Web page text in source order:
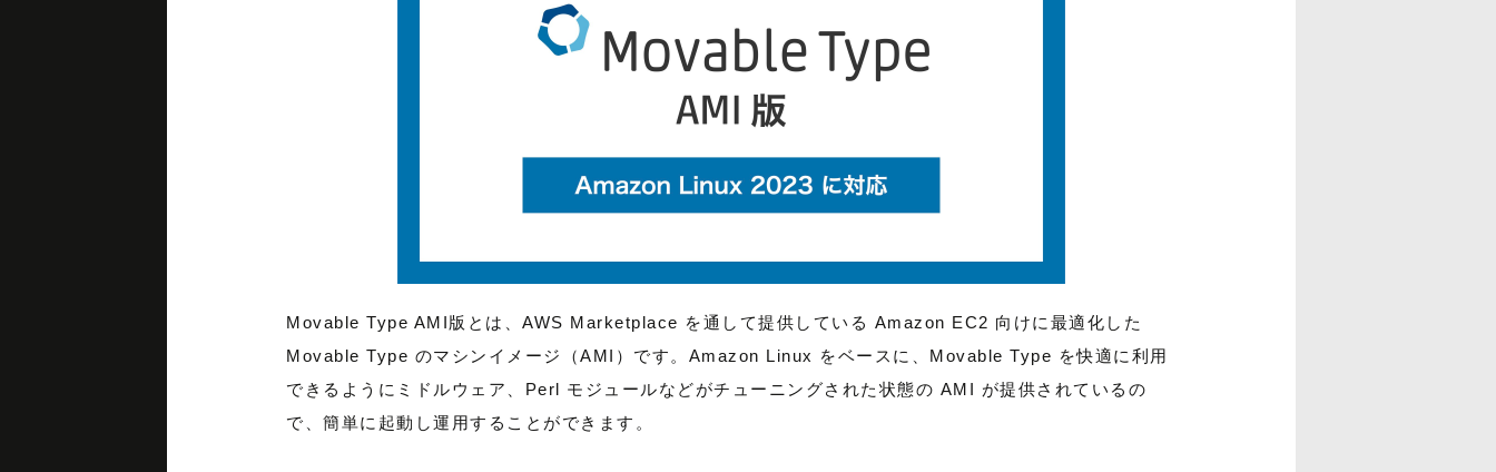
Movable Type AMI版とは、AWS Marketplace を通して提供している Amazon EC2 向けに最適化した
Movable Type のマシンイメージ（AMI）です。Amazon Linux をベースに、Movable Type を快適に利用
できるようにミドルウェア、Perl モジュールなどがチューニングされた状態の AMI が提供されているの
で、簡単に起動し運用することができます。